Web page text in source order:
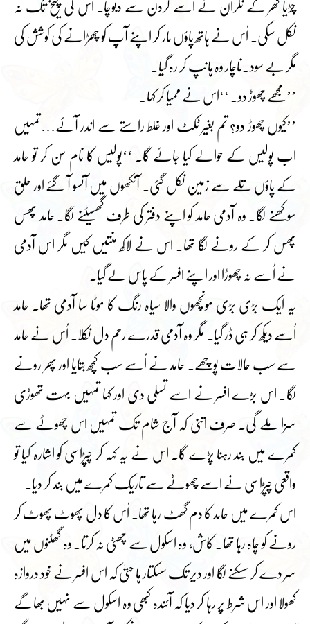
چڑیا گھر کے نگران نے اُسے گردن سے دبوچا۔ اس کی چیخ تک نہ
نکل سکی۔ اُس نے ہاتھ پاؤں مار کر اپنے آپ کو چھڑانے کی کوشش کی
مگر بے سود۔ناچار وہ ہانپ کر رہ گیا۔
’’مجھے چھوڑ دو۔ ‘‘اس نے ممیا کر کہا۔
’’کیوں چھوڑ دو؟ تم بغیر ٹکٹ اور غلط راستے سے اندر آئے…تمہیں
اب پولیس کے حوالے کیا جائے گا۔ ‘‘پولیس کا نام سن کر تو حامد
کے پاؤں تلے سے زمین نکل گئی۔ آنکھوں میں آنسو آ گئے اور حلق
سوکھنے لگا۔ وہ آدمی حامد کو اپنے دفتر کی طرف گھسیٹنے لگا۔ حامد پھس
پھس کر کے رونے لگا تھا۔ اس نے لاکھ منتیں کیں مگر اس آدمی
نے اُسے نہ چھوڑا اور اپنے افسر کے پاس لے گیا۔
یہ ایک بڑی بڑی مونچھوں والا سیاہ رنگ کا موٹا سا آدمی تھا۔ حامد
اُسے دیکھ کر ہی ڈر گیا۔ مگر وہ آدمی قدرے رحم دل نکلا۔ اُس نے حامد
سے سب حالات پوچھے۔ حامد نے اُسے سب کچھ بتایا اور پھر رونے
لگا۔ اس بڑے افسر نے اسے تسلی دی اور کہا تمہیں بہت تھوڑی
سزا ملے گی۔ صرف اتنی کہ آج شام تک تمہیں اس چھوٹے سے
کمرے میں بند رہنا پڑے گا۔ اس نے یہ کہہ کر چپڑاسی کو اشارہ کیا تو
واقعی چپڑاسی نے اسے چھوٹے سے تاریک کمرے میں بند کر دیا۔
اس کمرے میں حامد کا دم گھٹ رہا تھا۔ اُس کا دل پھوٹ پھوٹ کر
رونے کو چاہ رہا تھا۔ کاش، وہ اسکول سے چھٹی نہ کرتا۔ وہ گھٹنوں میں
سر دے کر سسکنے لگا اور دیر تک سسکتار ہا حتیٰ کہ اس افسر نے خود دروازہ
کھولا اور اس شرط پر رہا کر دیا کہ آئندہ کبھی وہ اسکول سے نہیں بھاگے